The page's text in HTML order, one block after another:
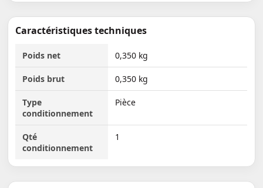
Caractéristiques techniques
Poids net 0,350 kg
Poids brut 0,350 kg
Type
conditionnement
Pièce
Qté
conditionnement
1